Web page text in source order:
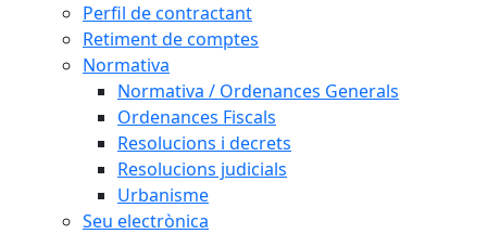
Perfil de contractant
Retiment de comptes
Normativa
Normativa / Ordenances Generals
Ordenances Fiscals
Resolucions i decrets
Resolucions judicials
Urbanisme
Seu electrònica